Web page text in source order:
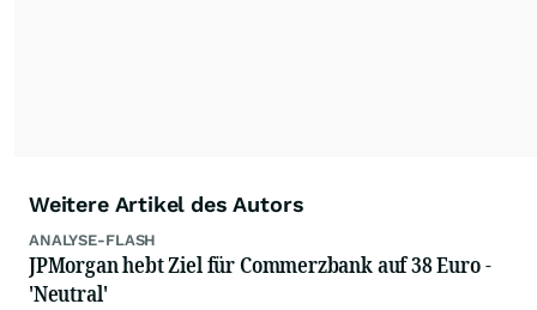
Weitere Artikel des Autors
ANALYSE-FLASH
JPMorgan hebt Ziel für Commerzbank auf 38 Euro -
'Neutral'